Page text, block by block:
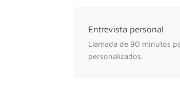
Entrevista personal
Llamada de 90 minutos
personalizados.